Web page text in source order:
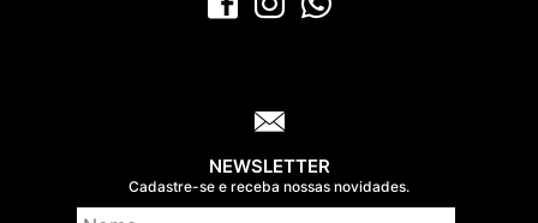
NEWSLETTER
Cadastre-se e receba nossas novidades.